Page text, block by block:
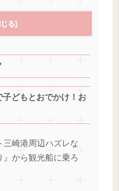
子どもとおでかけ！お
崎港周辺ハズレな
』から観光船に乗ろ